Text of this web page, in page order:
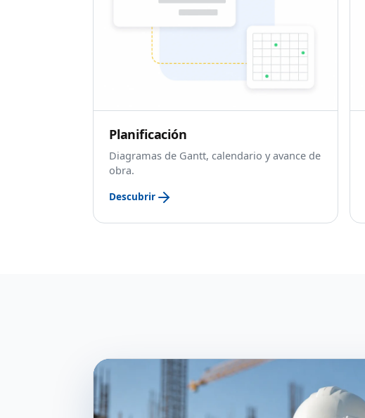
Planificación
Diagramas de Gantt, calendario y avance de
obra.
Descubrir